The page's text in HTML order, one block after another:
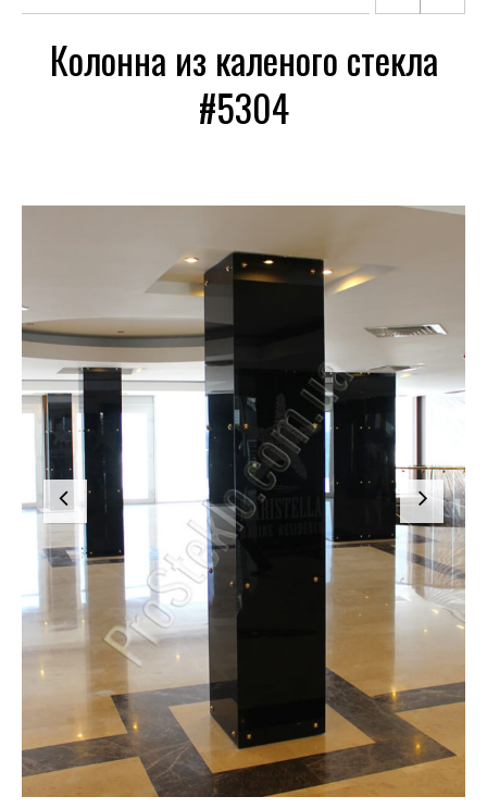
Колонна из каленого стекла
#5304